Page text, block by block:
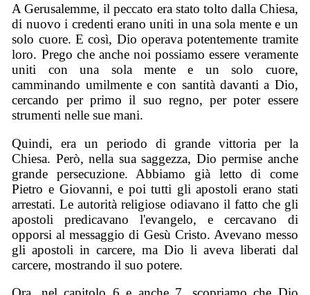
A Gerusalemme, il peccato era stato tolto dalla Chiesa,
di nuovo i credenti erano uniti in una sola mente e un
solo cuore. E così, Dio operava potentemente tramite
loro. Prego che anche noi possiamo essere veramente
uniti con una sola mente e un solo cuore,
camminando umilmente e con santità davanti a Dio,
cercando per primo il suo regno, per poter essere
strumenti nelle sue mani.
Quindi, era un periodo di grande vittoria per la
Chiesa. Però, nella sua saggezza, Dio permise anche
grande persecuzione. Abbiamo già letto di come
Pietro e Giovanni, e poi tutti gli apostoli erano stati
arrestati. Le autorità religiose odiavano il fatto che gli
apostoli predicavano l'evangelo, e cercavano di
opporsi al messaggio di Gesù Cristo. Avevano messo
gli apostoli in carcere, ma Dio li aveva liberati dal
carcere, mostrando il suo potere.